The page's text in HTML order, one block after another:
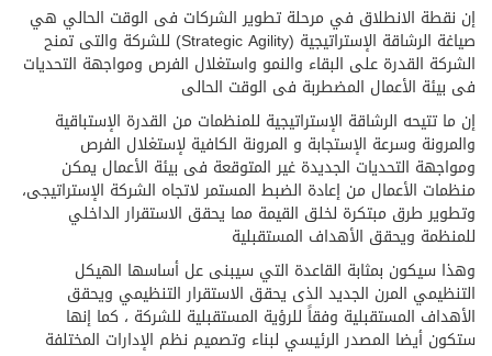
إن نقطة الانطلاق في مرحلة تطوير الشركات فى الوقت الحالي هي
صياغة الرشاقة الإستراتيجية (Strategic Agility) للشركة والتى تمنح
الشركة القدرة على البقاء والنمو واستغلال الفرص ومواجهة التحديات
فى بيئة الأعمال المضطربة فى الوقت الحالى
إن ما تتيحه الرشاقة الإستراتيجية للمنظمات من القدرة الإستباقية
والمرونة وسرعة الإستجابة و المرونة الكافية لإستغلال الفرص
ومواجهة التحديات الجديدة غير المتوقعة فى بيئة الأعمال يمكن
منظمات الأعمال من إعادة الضبط المستمر لاتجاه الشركة الإستراتيجى،
وتطوير طرق مبتكرة لخلق القيمة مما يحقق الاستقرار الداخلي
للمنظمة ويحقق الأهداف المستقبلية
وهذا سيكون بمثابة القاعدة التي سيبنى عل أساسها الهيكل
التنظيمي المرن الجديد الذى يحقق الاستقرار التنظيمي ويحقق
الأهداف المستقبلية وفقاً للرؤية المستقبلية للشركة ، كما إنها
ستكون أيضا المصدر الرئيسي لبناء وتصميم نظم الإدارات المختلفة